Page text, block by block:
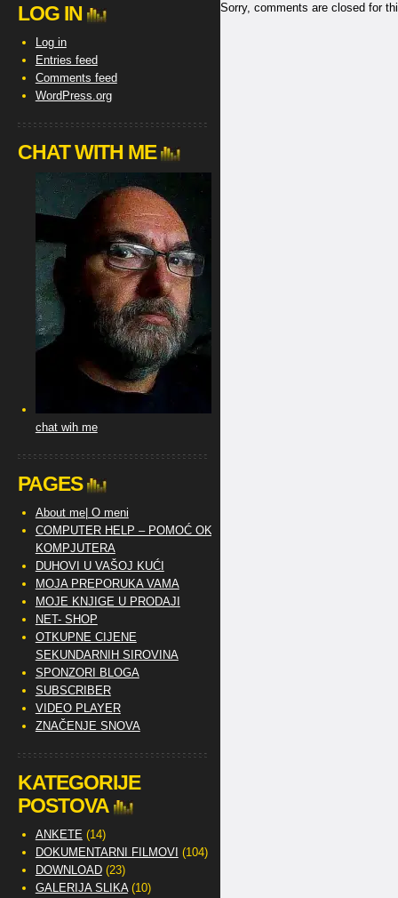
Sorry, comments are closed for
LOG IN
Log in
Entries feed
Comments feed
WordPress.org
CHAT WITH ME
chat wih me
PAGES
About me| O meni
COMPUTER HELP – POMOĆ OKO
KOMPJUTERA
DUHOVI U VAŠOJ KUĆI
MOJA PREPORUKA VAMA
MOJE KNJIGE U PRODAJI
NET- SHOP
OTKUPNE CIJENE
SEKUNDARNIH SIROVINA
SPONZORI BLOGA
SUBSCRIBER
VIDEO PLAYER
ZNAČENJE SNOVA
KATEGORIJE
POSTOVA
ANKETE (14)
DOKUMENTARNI FILMOVI (104)
DOWNLOAD(23)
GALERIJA SLIKA(10)